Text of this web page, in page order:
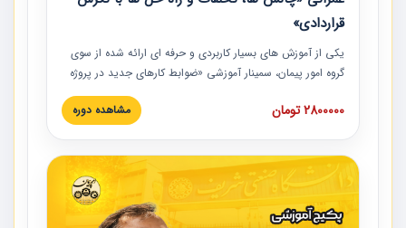
قراردادی»
یکی از آموزش‏‏‏‏‏‏ های بسیار کاربردی و حرفه‏ ای ارائه شده از سوی
گروه امور پیمان، سمینار آموزشی «ضوابط کارهای جدید در پروژه
های عمرانی» چالش ها، تخلفات و راه حل ها با نگرش قراردادی
است که در محل سندیکای شرکت های ساختمانی کشور ارائه شد.
مدارک پیمان به همراه تجربیات عملی ارائه شده است.
2800000 تومان مشاهده دوره